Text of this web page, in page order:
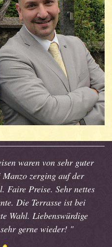
waren von sehr guter
zerging auf der
Faire Preise. Sehr nettes
Die Terrasse ist bei
Wahl. Liebenswürdige
gerne wieder! "